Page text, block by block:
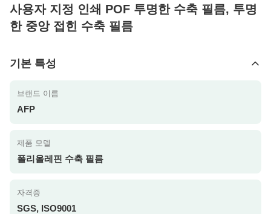
사용자 지정 인쇄 POF 투명한 수축 필름, 투명
한 중앙 접힌 수축 필름
기본 특성
브랜드 이름
AFP
제품 모델
폴리올레핀 수축 필름
자격증
SGS, ISO9001